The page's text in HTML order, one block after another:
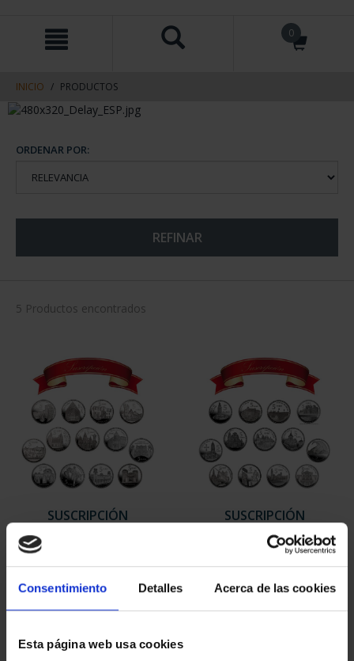
Consentimiento Detalles Acerca de las cookies
Esta página web usa cookies
contenido
navegacin
0
INICIO PRODUCTOS
ORDENAR POR:
REFINAR
5 Productos encontrados
SUSCRIPCIÓN
949,00 €
Sólo para usuarios
registrados
SUSCRIPCIÓN
CAPITALES DE
PROVINCIA 2
949,00 €
Sólo para usuarios
registrados